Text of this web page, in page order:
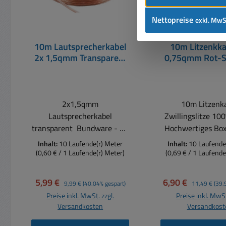
10m Lautsprecherkabel
2x 1,5qmm Transparent
2x1,5qmm
Lautsprecherkabel
transparent Bundware - 10
Meter Zwillingslitze
Querschnitt 2 x 1,5qmm
Transparent / CCA
Aussendurchmesser A.D.:
6,5mm x 3,1mm
Inhalt:10 Laufende(r) Meter
(0,60 € / 1 Laufende(r) Meter)
Verkaufspreis:
5,99 € Regulärer Preis:
9,99 € (40.04% gespart)
Preise inkl. MwSt. zzgl.
Versandkosten
10m
0,75qmm Rot-
10m
Zwillingslitze
Hochwertiges
Querschnitt 2x
Ader - Aufbau
(99,9%
Kupfer)
Innenleiter,
Inhalt:10
(0,69 € / 1
Verkaufspreis:
6,90 € Regulärer
11,49 €
Preise inkl.
Nettopreiseexkl.